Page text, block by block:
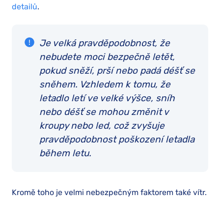
detailů.
Je velká pravděpodobnost, že
nebudete moci bezpečně letět,
pokud sněží, prší nebo padá déšť se
sněhem. Vzhledem k tomu, že
letadlo letí ve velké výšce, sníh
nebo déšť se mohou změnit v
kroupy nebo led, což zvyšuje
pravděpodobnost poškození letadla
během letu.
Kromě toho je velmi nebezpečným faktorem také vítr.